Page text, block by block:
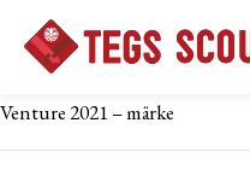
Venture 2021 – märke